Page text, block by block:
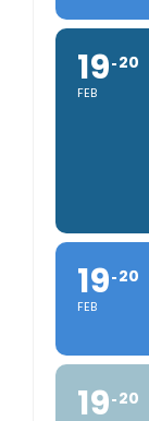
19
FEB
20
19
FEB
20
19 20